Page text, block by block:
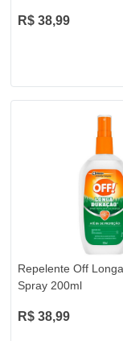
R$ 38,99
Repelente Off
Spray 200ml
R$ 38,99